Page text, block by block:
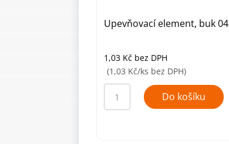
Upevňovací element, buk 04
1,03 Kč bez DPH
(1,03 Kč/ks bez DPH)
Upevňovací
element,
buk
04
Do košíku